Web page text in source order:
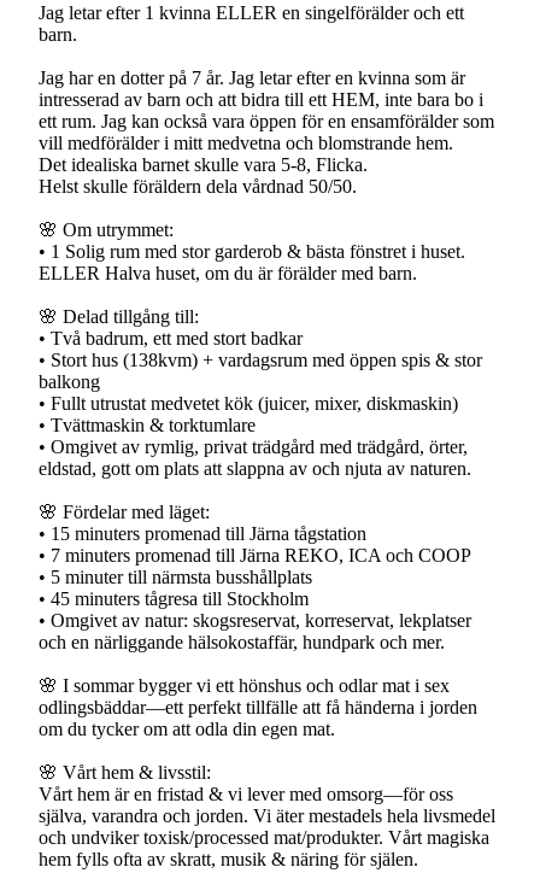
Jag letar efter 1 kvinna ELLER en singelförälder och ett
barn.
Jag har en dotter på 7 år. Jag letar efter en kvinna som är
intresserad av barn och att bidra till ett HEM, inte bara bo i
ett rum. Jag kan också vara öppen för en ensamförälder som
vill medförälder i mitt medvetna och blomstrande hem.
Det idealiska barnet skulle vara 5-8, Flicka.
Helst skulle föräldern dela vårdnad 50/50.
🌸 Om utrymmet:
• 1 Solig rum med stor garderob & bästa fönstret i huset.
ELLER Halva huset, om du är förälder med barn.
🌸 Delad tillgång till:
• Två badrum, ett med stort badkar
• Stort hus (138kvm) + vardagsrum med öppen spis & stor
balkong
• Fullt utrustat medvetet kök (juicer, mixer, diskmaskin)
• Tvättmaskin & torktumlare
• Omgivet av rymlig, privat trädgård med trädgård, örter,
eldstad, gott om plats att slappna av och njuta av naturen.
🌸 Fördelar med läget:
• 15 minuters promenad till Järna tågstation
• 7 minuters promenad till Järna REKO, ICA och COOP
• 5 minuter till närmsta busshållplats
• 45 minuters tågresa till Stockholm
• Omgivet av natur: skogsreservat, korreservat, lekplatser
och en närliggande hälsokostaffär, hundpark och mer.
🌸 I sommar bygger vi ett hönshus och odlar mat i sex
odlingsbäddar—ett perfekt tillfälle att få händerna i jorden
om du tycker om att odla din egen mat.
🌸 Vårt hem & livsstil:
Vårt hem är en fristad & vi lever med omsorg—för oss
själva, varandra och jorden. Vi äter mestadels hela livsmedel
och undviker toxisk/processed mat/produkter. Vårt magiska
hem fylls ofta av skratt, musik & näring för själen.